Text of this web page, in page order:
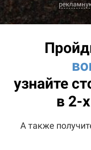
узнайте
в 2-
А также